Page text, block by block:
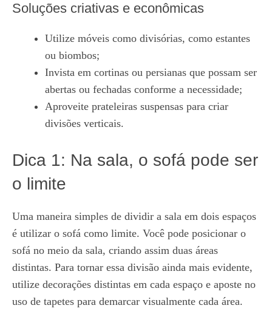
Soluções criativas e econômicas
Utilize móveis como divisórias, como estantes
ou biombos;
Invista em cortinas ou persianas que possam ser
abertas ou fechadas conforme a necessidade;
Aproveite prateleiras suspensas para criar
divisões verticais.
Dica 1: Na sala, o sofá pode ser
o limite
Uma maneira simples de dividir a sala em dois espaços
é utilizar o sofá como limite. Você pode posicionar o
sofá no meio da sala, criando assim duas áreas
distintas. Para tornar essa divisão ainda mais evidente,
utilize decorações distintas em cada espaço e aposte no
uso de tapetes para demarcar visualmente cada área.